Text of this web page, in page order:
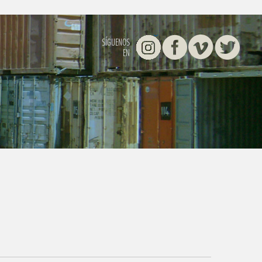
SÍGUENOS
EN
InstagramFacebookVimeoTwitter